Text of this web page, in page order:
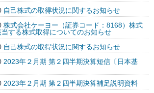
自己株式の取得状況に関するお知らせ
株式会社ケーヨー（証券コード：8168）株式
する株式取得についてのお知らせ
自己株式の取得状況に関するお知らせ
2023年２月期 第２四半期決算短信〔日本基
2023年２月期 第２四半期決算補足説明資料